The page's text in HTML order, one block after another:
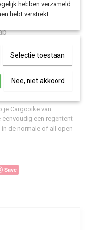
te monteren
en montagegemak
je Cargobike van
een regentent
de normale of all-open
Save
hebben verzameld
hebt verstrekt.
Selectie toestaan
Nee, niet akkoord